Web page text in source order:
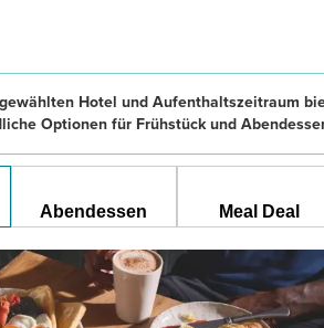
Hotel und Aufenthaltszeitraum
Optionen für Frühstück und
Abendessen Meal Deal